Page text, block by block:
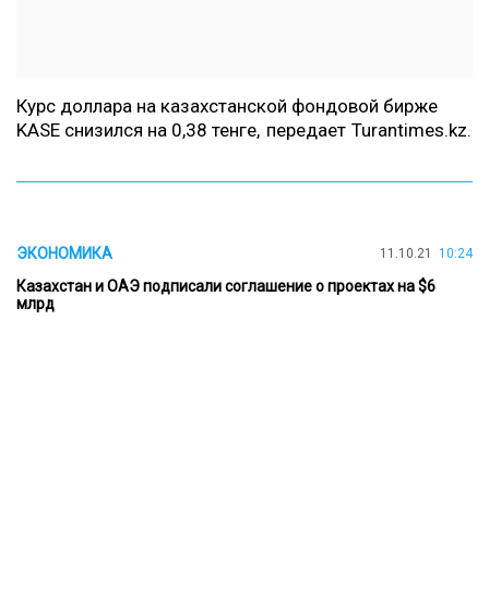
Курс доллара на казахстанской фондовой бирже
KASE снизился на 0,38 тенге, передаетTurantimes.kz.
ЭКОНОМИКА 11.10.21 10:24
Казахстан и ОАЭ подписали соглашение о проектах на $6
млрд